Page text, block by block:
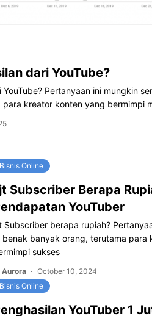
dari YouTube?
Pertanyaan ini mungkin
kreator konten yang bermimpi
Bisnis Online
Subscriber Berapa
YouTuber
Subscriber berapa rupiah?
benak banyak orang, terutama para
sukses
Aurora
October 10, 2024
Bisnis Online
YouTuber 1